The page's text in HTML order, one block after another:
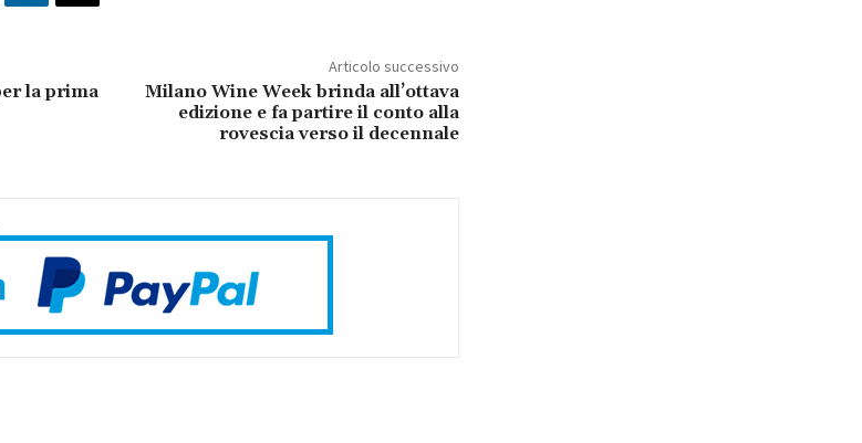
la prima
Articolo successivo
Milano Wine Week brinda all’ottava
edizione e fa partire il conto alla
rovescia verso il decennale